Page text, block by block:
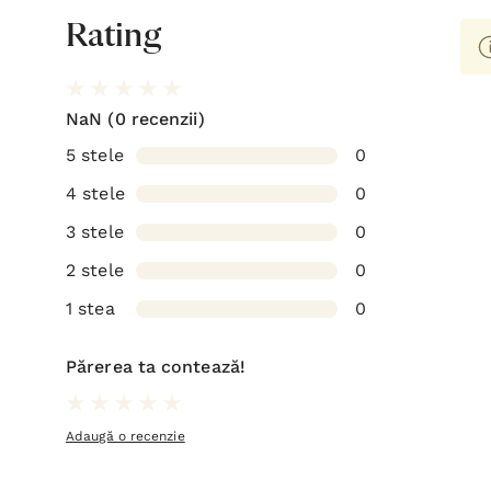
Rating
NaN (0 recenzii)
5 stele
0
4 stele
0
3 stele
0
2 stele
0
1 stea
0
Părerea ta contează!
Adaugă o recenzie